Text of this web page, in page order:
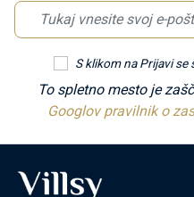
S klikom na Prijavi se
To spletno mesto je
Googlov pravilnik o